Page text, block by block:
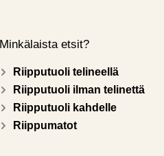
Minkälaista etsit?
Riipputuoli telineellä
Riipputuoli ilman telinettä
Riipputuoli kahdelle
Riippumatot